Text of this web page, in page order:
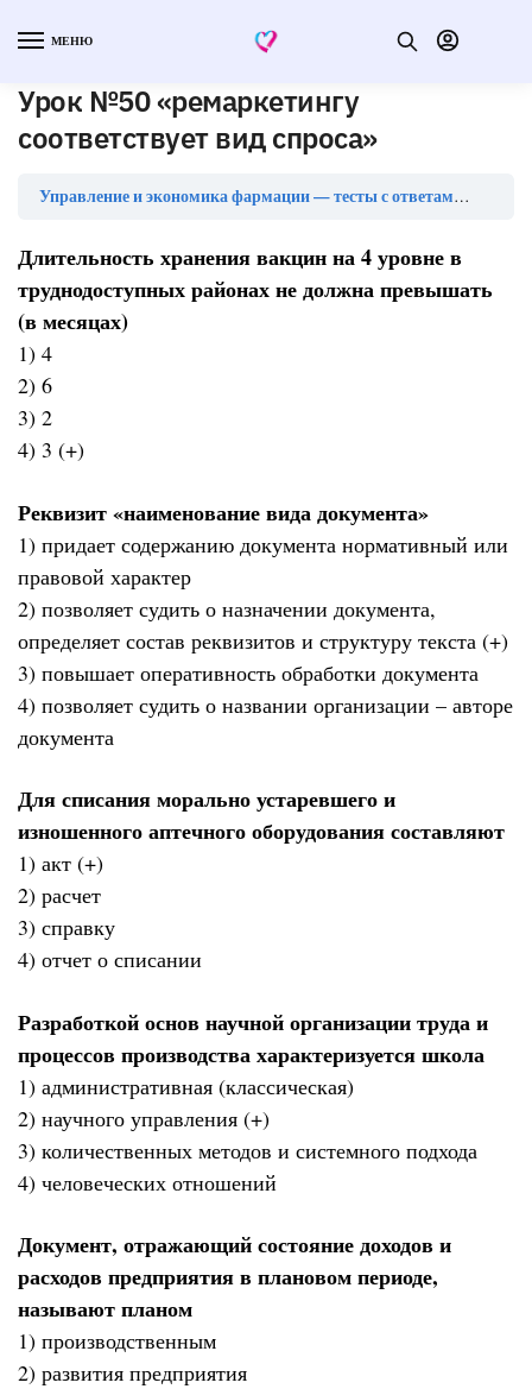
МЕНЮ
Урок №50 «ремаркетингу
соответствует вид спроса»
Управление и экономика фармации — тесты с ответами
Длительность хранения вакцин на 4 уровне в
труднодоступных районах не должна превышать
(в месяцах)
1) 4
2) 6
3) 2
4) 3 (+)
Реквизит «наименование вида документа»
1) придает содержанию документа нормативный или
правовой характер
2) позволяет судить о назначении документа,
определяет состав реквизитов и структуру текста (+)
3) повышает оперативность обработки документа
4) позволяет судить о названии организации – авторе
документа
Для списания морально устаревшего и
изношенного аптечного оборудования составляют
1) акт (+)
2) расчет
3) справку
4) отчет о списании
Разработкой основ научной организации труда и
процессов производства характеризуется школа
1) административная (классическая)
2) научного управления (+)
3) количественных методов и системного подхода
4) человеческих отношений
Документ, отражающий состояние доходов и
расходов предприятия в плановом периоде,
называют планом
1) производственным
2) развития предприятия